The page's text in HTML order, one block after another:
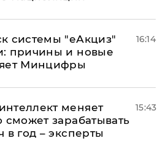
системы "еАкциз"
причины и новые
Минцифры
16:14
меняет
сможет зарабатывать
в год – эксперты
15:43